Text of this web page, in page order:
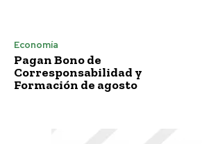
Economía
Pagan Bono de
Corresponsabilidad y
Formación de agosto